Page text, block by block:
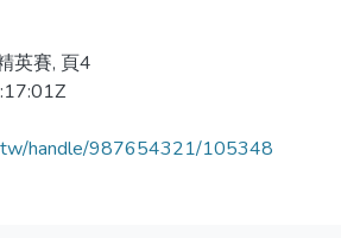
英賽, 頁4
handle/987654321/105348